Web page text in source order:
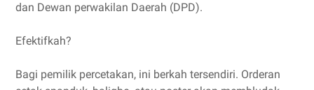
dan Dewan perwakilan Daerah (DPD).
Efektifkah?
Bagi pemilik percetakan, ini berkah tersendiri. Orderan